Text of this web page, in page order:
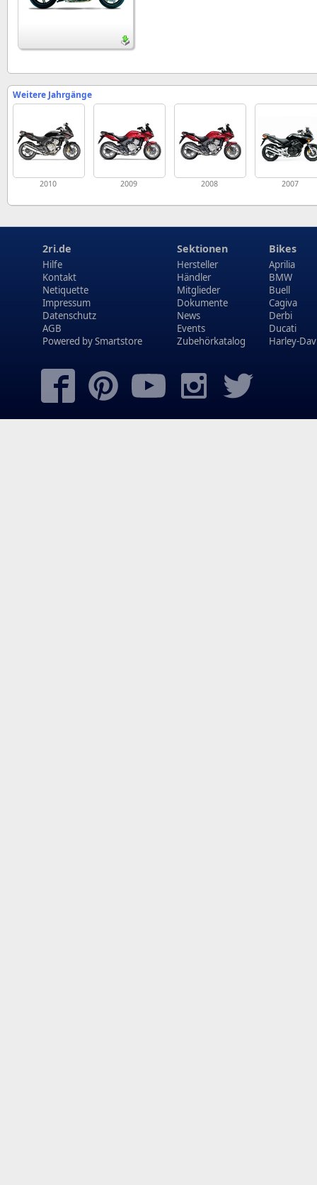
Weitere Jahrgänge
2010 2009 2008 2007
2ri.de
Hilfe
Kontakt
Netiquette
Impressum
Datenschutz
AGB
Powered bySmartstore
Sektionen
Hersteller
Händler
Mitglieder
Dokumente
News
Events
Zubehörkatalog
Bikes
Aprilia
BMW
Buell
Cagiva
Derbi
Ducati
Harley-